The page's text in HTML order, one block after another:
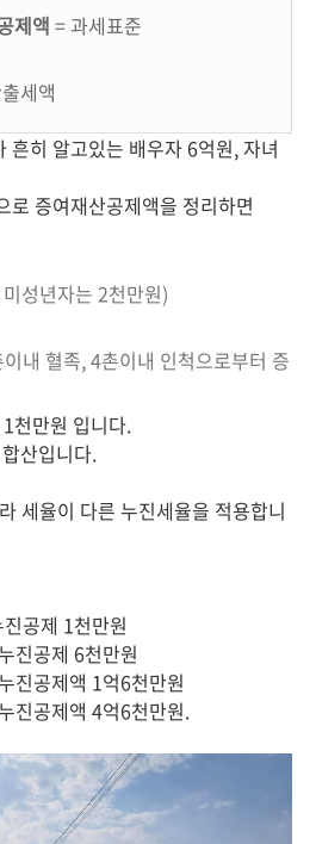
제액 = 과세표준
세액
흔히 알고있는 배우자 6억원, 자녀
로 증여재산공제액을 정리하면
성년자는 2천만원)
내 혈족, 4촌이내 인척으로부터 증
천만원 입니다.
산입니다.
세율이 다른 누진세율을 적용합니
공제 1천만원
진공제 6천만원
진공제액 1억6천만원
진공제액 4억6천만원.